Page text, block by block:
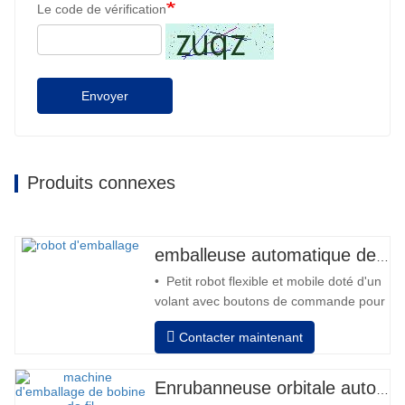
Le code de vérification
Envoyer
Produits connexes
• Petit robot flexible et mobile doté d'un
volant avec boutons de commande pour
l'avant et l'arrière • Fonctionnement
hors colonne • 2 batteries 12V / 110 Ah
batterie pleine 120-130 palettes •
Contacter maintenant